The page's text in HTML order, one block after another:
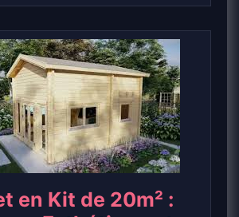
en Kit de 20m² :